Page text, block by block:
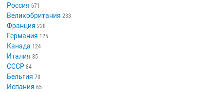
Россия 671
Великобритания 233
Франция 228
Германия 125
Канада 124
Италия 85
СССР 84
Бельгия 70
Испания 65